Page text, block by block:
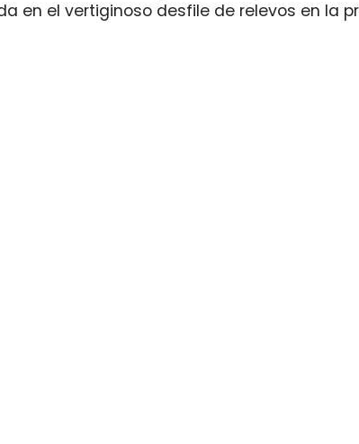
en el vertiginoso desfile de relevos en la